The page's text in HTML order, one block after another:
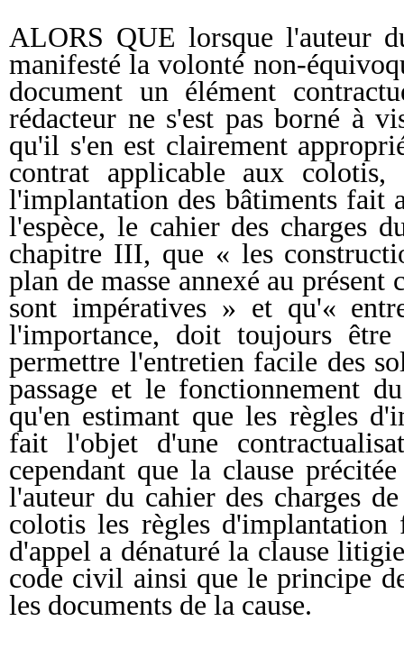
ALORS QUE lorsque l'auteur
manifesté la volonté non-
document un élément
rédacteur ne s'est pas borné à
qu'il s'en est clairement
contrat applicable aux colotis,
l'implantation des bâtiments fait
l'espèce, le cahier des charges
chapitre III, que « les
plan de masse annexé au
sont impératives » et qu'«
l'importance, doit toujours être
permettre l'entretien facile des
passage et le fonctionnement
qu'en estimant que les règles
fait l'objet d'une
cependant que la clause
l'auteur du cahier des charges
colotis les règles
d'appel a dénaturé la clause
code civil ainsi que le principe
les documents de la cause.